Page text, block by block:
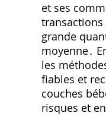
et ses
transactions
grande
moyenne․
les
fiables et
couches
risques et